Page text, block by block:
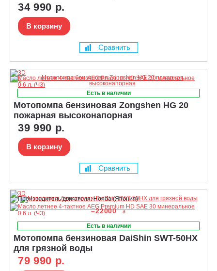
34 990 р.
В корзину
Сравнить
Есть в наличии
Мотопомпа бензиновая Zongshen HG 20
пожарная высоконапорная
39 990 р.
В корзину
Сравнить
–22000
Есть в наличии
Мотопомпа бензиновая DaiShin SWT-50HX
для грязной воды
79 990 р.